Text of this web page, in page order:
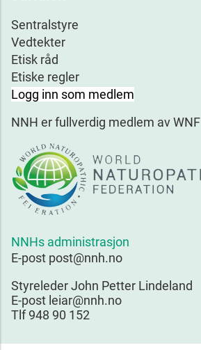
Sentralstyre
Vedtekter
Etisk råd
Etiske regler
Logg inn som medlem
NNH er fullverdig medlem av WNF
NNHs administrasjon
E-post post@nnh.no
Styreleder John Petter Lindeland
E-post leiar@nnh.no
Tlf 948 90 152